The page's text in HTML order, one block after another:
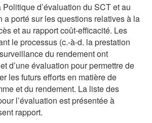
d’évaluation du SCT et au
a porté sur les questions relatives à la
et au rapport coût-efficacité. Les
le processus (c.-à-d. la prestation
du rendement ont
d’une évaluation pour permettre de
les futurs efforts en matière de
et du rendement. La liste des
l’évaluation est présentée à
rapport.